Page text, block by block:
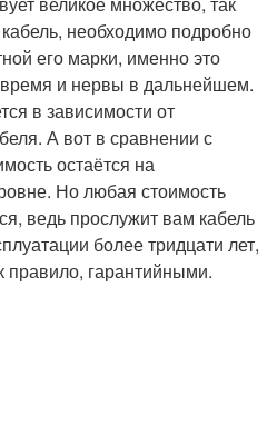
необходимо подробно
его марки, именно это
и нервы в дальнейшем.
в зависимости от
А вот в сравнении с
остаётся на
Но любая стоимость
ведь прослужит вам кабель
более тридцати лет,
правило, гарантийными.